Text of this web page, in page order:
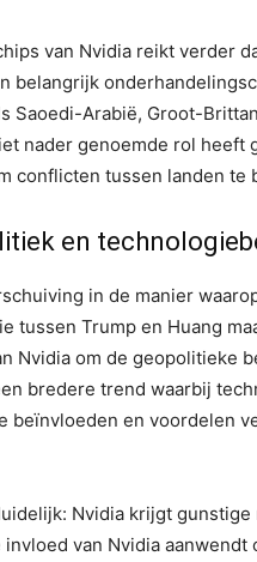
van Nvidia reikt verder
belangrijk
Saoedi-Arabië, Groot-
nader genoemde rol heeft
conflicten tussen landen te
en
in de manier
tussen Trump en Huang
Nvidia om de geopolitieke
bredere trend waarbij
beïnvloeden en voordelen
Nvidia krijgt
van Nvidia aanwendt